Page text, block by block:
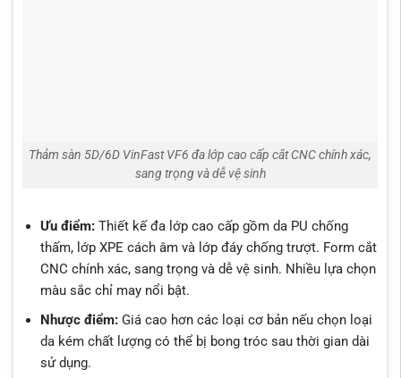
Thảm sàn 5D/6D VinFast VF6 đa lớp cao cấp cắt CNC chính xác,
sang trọng và dễ vệ sinh
Ưu điểm: Thiết kế đa lớp cao cấp gồm da PU chống
thấm, lớp XPE cách âm và lớp đáy chống trượt. Form cắt
CNC chính xác, sang trọng và dễ vệ sinh. Nhiều lựa chọn
màu sắc chỉ may nổi bật.
Nhược điểm:Giá cao hơn các loại cơ bản nếu chọn loại
da kém chất lượng có thể bị bong tróc sau thời gian dài
sử dụng.